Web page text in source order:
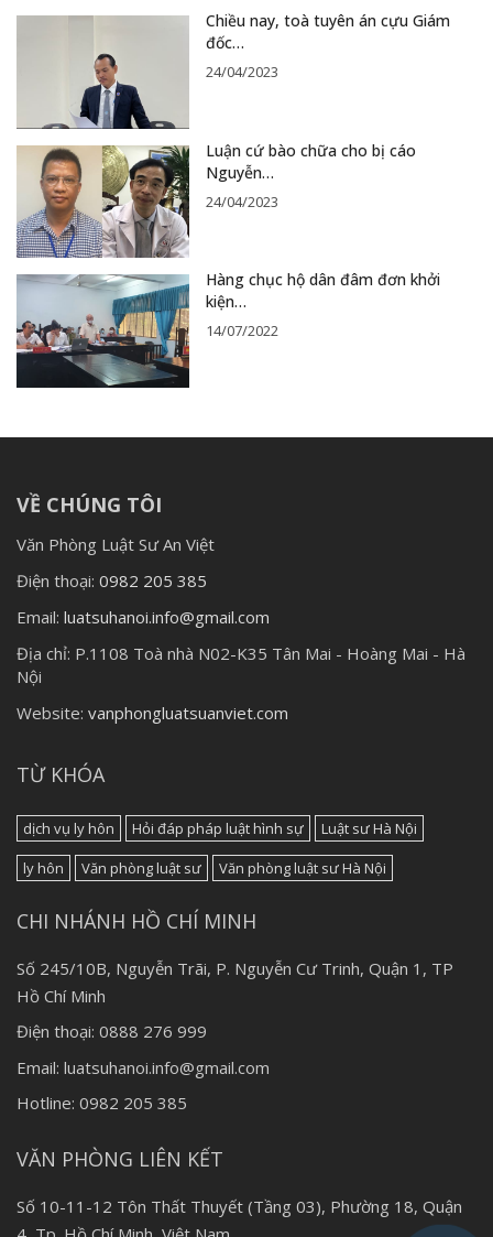
Chiều nay, toà tuyên án cựu Giám
đốc…
24/04/2023
Luận cứ bào chữa cho bị cáo
Nguyễn…
24/04/2023
Hàng chục hộ dân đâm đơn khởi
kiện…
14/07/2022
VỀ CHÚNG TÔI
Văn Phòng Luật Sư An Việt
Điện thoại: 0982 205 385
Email: luatsuhanoi.info@gmail.com
Địa chỉ: P.1108 Toà nhà N02-K35 Tân Mai - Hoàng Mai - Hà
Nội
Website: vanphongluatsuanviet.com
TỪ KHÓA
dịch vụ ly hôn Hỏi đáp pháp luật hình sự
Luật sư Hà Nội
ly hôn
Văn phòng luật sư Văn phòng luật sư Hà Nội
CHI NHÁNH HỒ CHÍ MINH
Số 245/10B, Nguyễn Trãi, P. Nguyễn Cư Trinh, Quận 1, TP
Hồ Chí Minh
Điện thoại: 0888 276 999
Email: luatsuhanoi.info@gmail.com
Hotline: 0982 205 385
VĂN PHÒNG LIÊN KẾT
Số 10-11-12 Tôn Thất Thuyết (Tầng 03), Phường 18, Quận